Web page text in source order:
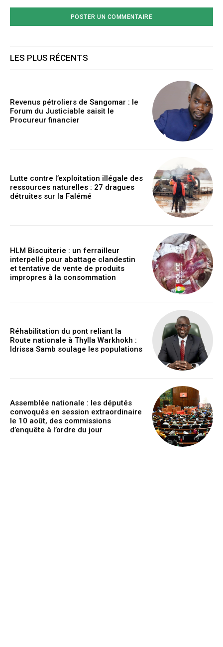
LES PLUS RÉCENTS
Revenus pétroliers de Sangomar : le
Forum du Justiciable saisit le
Procureur financier
Lutte contre l’exploitation illégale des
ressources naturelles : 27 dragues
détruites sur la Falémé
HLM Biscuiterie : un ferrailleur
interpellé pour abattage clandestin
et tentative de vente de produits
impropres à la consommation
Réhabilitation du pont reliant la
Route nationale à Thylla Warkhokh :
Idrissa Samb soulage les populations
Assemblée nationale : les députés
convoqués en session extraordinaire
le 10 août, des commissions
d’enquête à l’ordre du jour